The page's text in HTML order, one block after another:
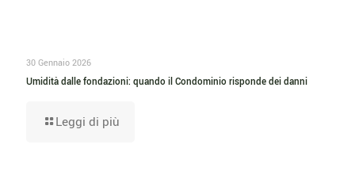
30 Gennaio 2026
Umidità dalle fondazioni: quando il Condominio risponde dei danni
Leggi di più